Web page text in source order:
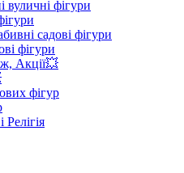
фігури